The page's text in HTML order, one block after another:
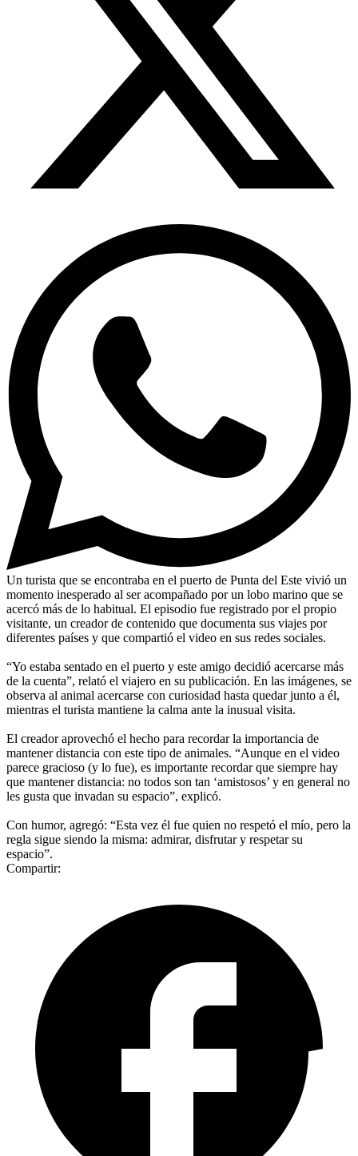
Un turista que se encontraba en el puerto de Punta del Este vivió un
momento inesperado al ser acompañado por un lobo marino que se
acercó más de lo habitual. El episodio fue registrado por el propio
visitante, un creador de contenido que documenta sus viajes por
diferentes países y que compartió el video en sus redes sociales.
“Yo estaba sentado en el puerto y este amigo decidió acercarse más
de la cuenta”, relató el viajero en su publicación. En las imágenes, se
observa al animal acercarse con curiosidad hasta quedar junto a él,
mientras el turista mantiene la calma ante la inusual visita.
El creador aprovechó el hecho para recordar la importancia de
mantener distancia con este tipo de animales. “Aunque en el video
parece gracioso (y lo fue), es importante recordar que siempre hay
que mantener distancia: no todos son tan ‘amistosos’ y en general no
les gusta que invadan su espacio”, explicó.
Con humor, agregó: “Esta vez él fue quien no respetó el mío, pero la
regla sigue siendo la misma: admirar, disfrutar y respetar su
espacio”.
Compartir: